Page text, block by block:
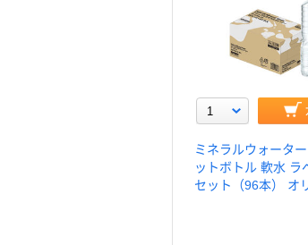
ミネラルウォータ
ットボトル 軟水 ラ
セット（96本） オ